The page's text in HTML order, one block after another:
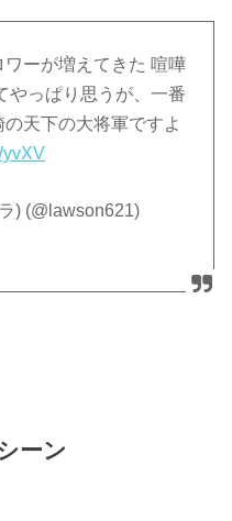
ーが増えてきた 喧嘩
やっぱり思うが、一番
天下の大将軍ですよ
) (@lawson621)
ーン